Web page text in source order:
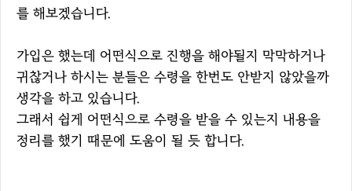
를 해보겠습니다.
가입은 했는데 어떤식으로 진행을 해야될지 막막하거나
귀찮거나 하시는 분들은 수령을 한번도 안받지 않았을까
생각을 하고 있습니다.
그래서 쉽게 어떤식으로 수령을 받을 수 있는지 내용을
정리를 했기 때문에 도움이 될 듯 합니다.